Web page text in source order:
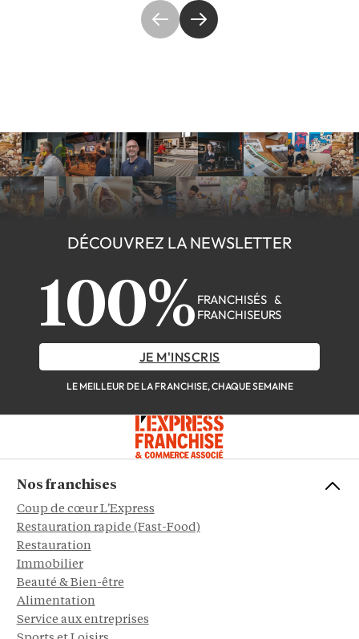
DÉCOUVREZ LA NEWSLETTER
100% FRANCHISÉS &
FRANCHISEURS
JE M'INSCRIS
LE MEILLEUR DE LA FRANCHISE, CHAQUE SEMAINE
Nos franchises
Coup de cœur L'Express
Restauration rapide (Fast-Food)
Restauration
Immobilier
Beauté & Bien-être
Alimentation
Service aux entreprises